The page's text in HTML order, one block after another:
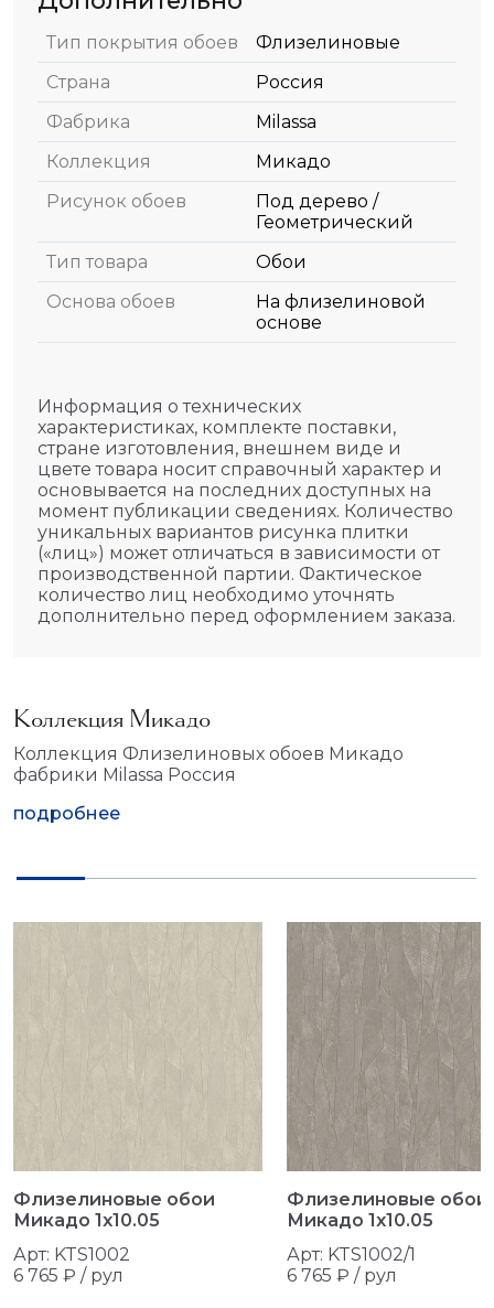
Тип покрытия обоев
Флизелиновые
Страна
Россия
Фабрика
Milassa
Коллекция
Микадо
Рисунок обоев
Под дерево /
Геометрический
Тип товара
Обои
Основа обоев
На флизелиновой
основе
Информация о технических
характеристиках, комплекте поставки,
стране изготовления, внешнем виде и
цвете товара носит справочный характер и
основывается на последних доступных на
момент публикации сведениях. Количество
уникальных вариантов рисунка плитки
(«лиц») может отличаться в зависимости от
производственной партии. Фактическое
количество лиц необходимо уточнять
дополнительно перед оформлением заказа.
Коллекция Микадо
Коллекция Флизелиновых обоев Микадо
фабрики Milassa Россия
подробнее
Флизелиновые обои
Микадо 1x10.05
Арт: KTS1002
6 765 ₽ / рул
Флизелиновые обои
Микадо 1x10.05
Арт: KTS1002/1
6 765 ₽ / рул